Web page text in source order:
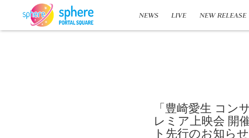
NEWS LIVE NEW RELEASE
「豊崎愛生 コン
レミア上映会 開
ト先行のお知らせ